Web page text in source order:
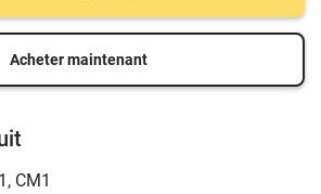
Acheter maintenant
, CM1